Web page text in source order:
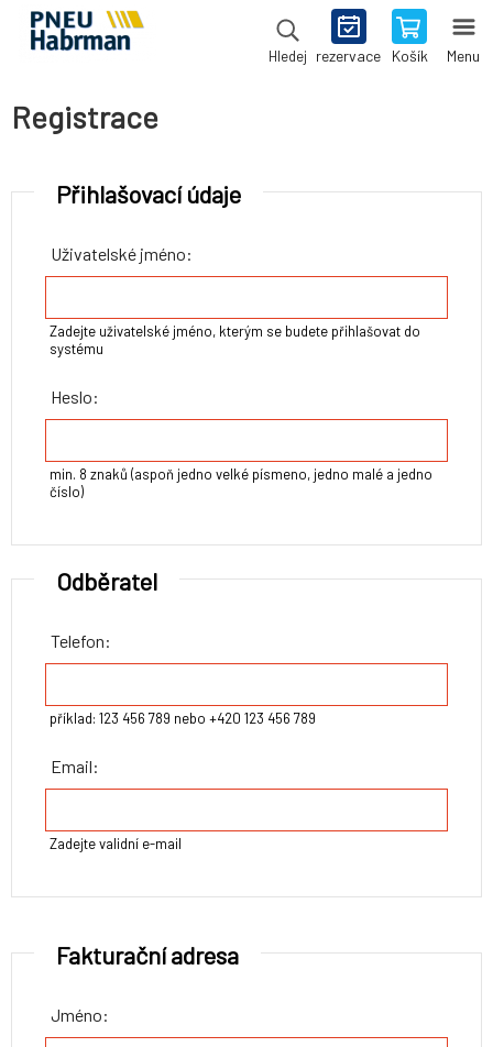
Hledej rezervace Košík Menu
Registrace
Přihlašovací údaje
Uživatelské jméno:
Zadejte uživatelské jméno, kterým se budete přihlašovat do
systému
Heslo:
min. 8 znaků (aspoň jedno velké písmeno, jedno malé a jedno
číslo)
Odběratel
Telefon:
příklad: 123 456 789 nebo +420 123 456 789
Email:
Zadejte validní e-mail
Fakturační adresa
Jméno: